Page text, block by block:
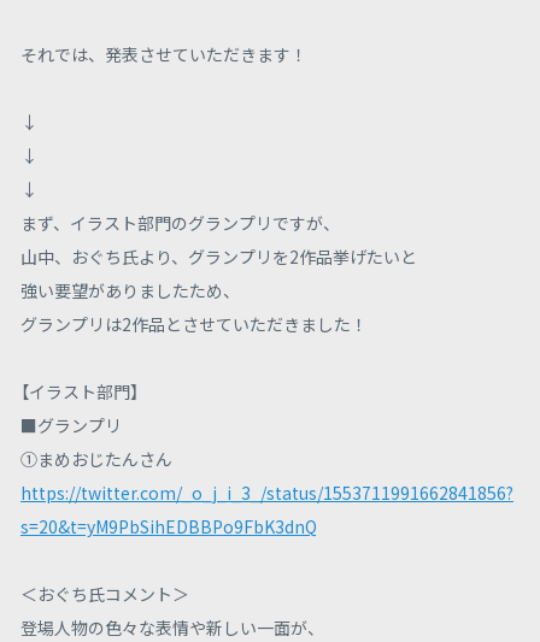
それでは、発表させていただきます！
↓
↓
↓
まず、イラスト部門のグランプリですが、
山中、おぐち氏より、グランプリを2作品挙げたいと
強い要望がありましたため、
グランプリは2作品とさせていただきました！
【イラスト部門】
■グランプリ
①まめおじたんさん
https://twitter.com/_o_j_i_3_/status/1553711991662841856?
s=20&t=yM9PbSihEDBBPo9FbK3dnQ
＜おぐち氏コメント＞
登場人物の色々な表情や新しい一面が、